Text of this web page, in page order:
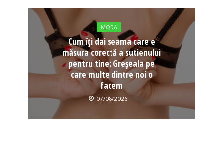
MODA
Cum îți dai seama care e
măsura corectă a sutienului
pentru tine: Greșeala pe
care multe dintre noi o
facem
07/08/2026